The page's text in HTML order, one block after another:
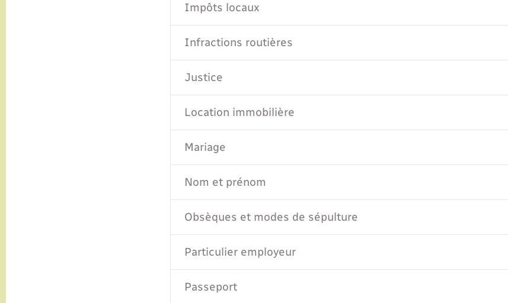
Impôts locaux
Infractions routières
Justice
Location immobilière
Mariage
Nom et prénom
Obsèques et modes de sépulture
Particulier employeur
Passeport